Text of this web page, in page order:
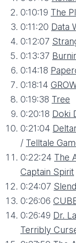
0:10:19 The
0:11:20 Data
0:12:07
0:13:37
0:14:18
0:18:14
0:19:38 Tree
0:20:18 Doki
0:21:04
/ Telltale
0:22:24 The
Captain Spirit
0:24:07
0:26:06
0:26:49 Dr.
Terribly